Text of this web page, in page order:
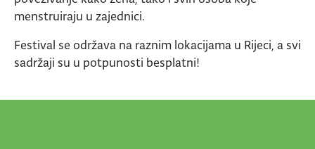
menstruiraju u zajednici.
Festival se održava na raznim lokacijama u Rijeci, a svi
sadržaji su u potpunosti besplatni!